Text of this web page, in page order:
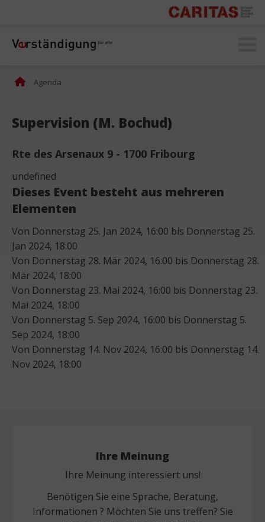
Agenda
Supervision (M. Bochud)
Rte des Arsenaux 9 - 1700 Fribourg
undefined
Dieses Event besteht aus mehreren
Elementen
Von Donnerstag 25. Jan 2024, 16:00 bis Donnerstag 25.
Jan 2024, 18:00
Von Donnerstag 28. Mär 2024, 16:00 bis Donnerstag 28.
Mär 2024, 18:00
Von Donnerstag 23. Mai 2024, 16:00 bis Donnerstag 23.
Mai 2024, 18:00
Von Donnerstag 5. Sep 2024, 16:00 bis Donnerstag 5.
Sep 2024, 18:00
Von Donnerstag 14. Nov 2024, 16:00 bis Donnerstag 14.
Nov 2024, 18:00
Ihre Meinung
Ihre Meinung interessiert uns!
Benötigen Sie eine Sprache, Beratung,
Informationen ? Möchten Sie uns treffen? Sie